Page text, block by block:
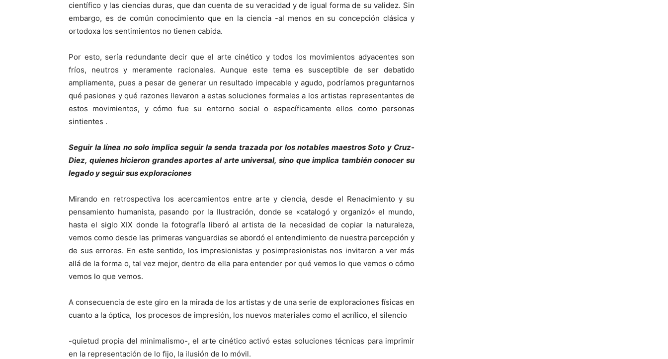
científico y las ciencias duras, que dan cuenta de su veracidad y de igual forma de su validez. Sin
embargo, es de común conocimiento que en la ciencia -al menos en su concepción clásica y
ortodoxa­ los sentimientos no tienen cabida.
Por esto, sería redundante decir que el arte cinético y todos los movimientos adyacentes son
fríos, neutros y meramente racionales. Aunque este tema es susceptible de ser debatido
ampliamente, pues a pesar de generar un resultado impecable y agudo, podríamos preguntarnos
qué pasiones y qué razones llevaron a estas soluciones formales a los artistas representantes de
estos movimientos, y cómo fue su entorno social o específicamente ellos como personas
sintientes .
Seguir la línea no solo implica seguir la senda trazada por los notables maestros Soto y Cruz-
Diez, quienes hicieron grandes aportes al arte universal, sino que implica también conocer su
legado y seguir sus exploraciones
Mirando en retrospectiva los acerca­mientos entre arte y ciencia, desde el Renacimiento y su
pensamiento humanista, pasando por la Ilustración, donde se «catalogó y organizó» el mundo,
hasta el siglo XIX donde la fotografía liberó al artista de la necesidad de copiar la naturaleza,
vemos como desde las primeras vanguardias se abordó el entendimiento de nuestra percepción y
de sus errores. En este sentido, los impresionistas y posimpresionistas nos invitaron a ver más
allá de la forma o, tal vez mejor, dentro de ella para entender por qué vemos lo que vemos o cómo
vemos lo que vemos.
A consecuencia de este giro en la mirada de los artistas y de una serie de exploraciones físicas en
cuanto a la óptica, los procesos de impresión, los nuevos materiales como el acrílico, el silencio
-quietud propia del minimalismo-, el arte cinético activó estas soluciones técnicas para imprimir
en la representación de lo fijo, la ilusión de lo móvil.